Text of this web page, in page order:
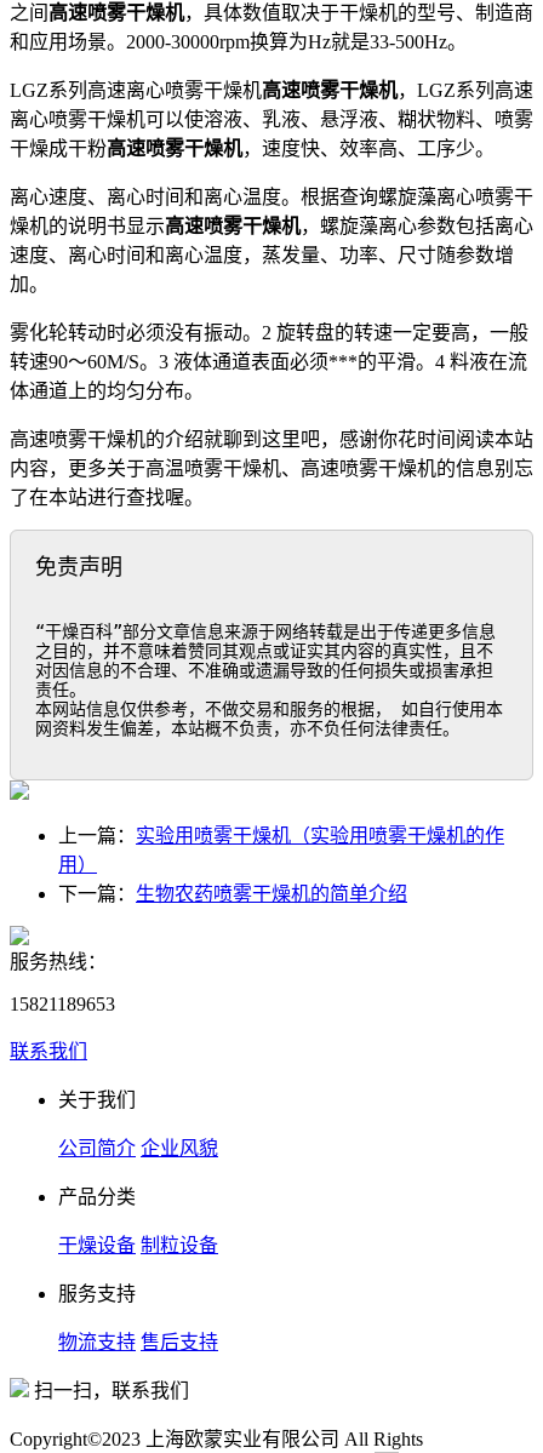
之间 高速喷雾干燥机，具体数值取决于干燥机的型号、制造商
和应用场景。2000-30000rpm换算为Hz就是33-500Hz。
LGZ系列高速离心喷雾干燥机高速喷雾干燥机，LGZ系列高速
离心喷雾干燥机可以使溶液、乳液、悬浮液、糊状物料、喷雾
干燥成干粉高速喷雾干燥机，速度快、效率高、工序少。
离心速度、离心时间和离心温度。根据查询螺旋藻离心喷雾干
燥机的说明书显示高速喷雾干燥机，螺旋藻离心参数包括离心
速度、离心时间和离心温度，蒸发量、功率、尺寸随参数增
加。
雾化轮转动时必须没有振动。2 旋转盘的转速一定要高，一般
转速90～60M/S。3 液体通道表面必须***的平滑。4 料液在流
体通道上的均匀分布。
高速喷雾干燥机的介绍就聊到这里吧，感谢你花时间阅读本站
内容，更多关于高温喷雾干燥机、高速喷雾干燥机的信息别忘
了在本站进行查找喔。
免责声明
“干燥百科”部分文章信息来源于网络转载是出于传递更多信息
之目的，并不意味着赞同其观点或证实其内容的真实性，且不
对因信息的不合理、不准确或遗漏导致的任何损失或损害承担
责任。
本网站信息仅供参考，不做交易和服务的根据， 如自行使用本
网资料发生偏差，本站概不负责，亦不负任何法律责任。
上一篇： 实验用喷雾干燥机（实验用喷雾干燥机的作
用）
下一篇： 生物农药喷雾干燥机的简单介绍
服务热线：
15821189653
联系我们
关于我们
公司简介 企业风貌
产品分类
干燥设备 制粒设备
服务支持
物流支持 售后支持
扫一扫，联系我们
Copyright©2023 上海欧蒙实业有限公司 All Rights